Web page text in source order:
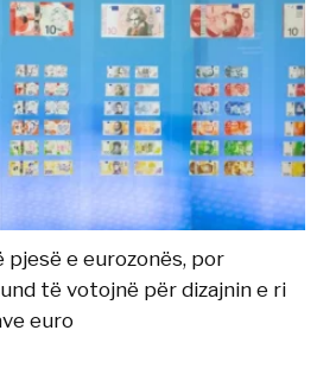
pjesë e eurozonës, por
të votojnë për dizajnin e ri
euro